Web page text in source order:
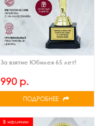
За взятие Юбилея 65 лет!
990 р.
ПОДРОБНЕЕ
В наличии